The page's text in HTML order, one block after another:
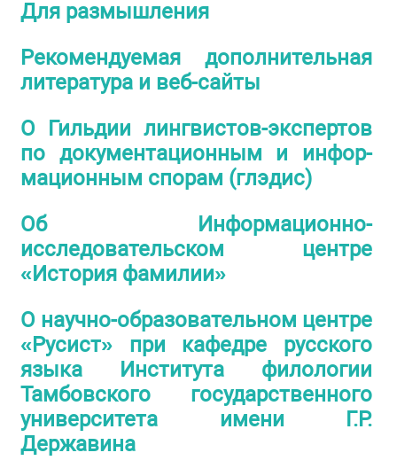
Для размышления
Рекомендуемая дополнительная
литература и веб-сайты
О Гильдии лингвистов-экспертов
по документационным и инфор-
мационным спорам (глэдис)
Об Информационно-
исследовательском центре
«История фамилии»
О научно-образовательном центре
«Русист» при кафедре русского
языка Института филологии
Тамбовского государственного
университета имени Г.Р.
Державина